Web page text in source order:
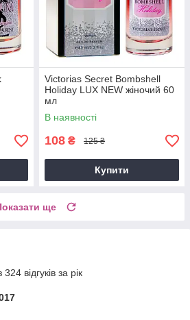
Victorias Secret Bombshell
Holiday LUX NEW жіночий 60
мл
В наявності
108 ₴ 125 ₴
Купити
ще
відгуків за рік